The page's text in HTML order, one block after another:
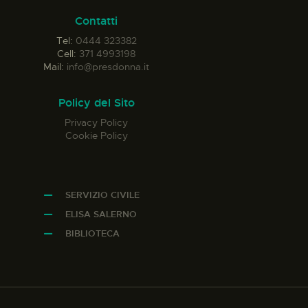
Contatti
Tel: 0444 323382
Cell: 371 4993198
Mail: info@presdonna.it
Policy del Sito
Privacy Policy
Cookie Policy
SERVIZIO CIVILE
ELISA SALERNO
BIBLIOTECA